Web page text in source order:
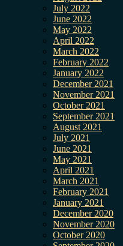
July 2022
June 2022
May 2022
April 2022
March 2022
February 2022
January 2022
December 2021
November 2021
October 2021
September 2021
August 2021
July 2021
June 2021
May 2021
April 2021
March 2021
February 2021
January 2021
December 2020
November 2020
October 2020